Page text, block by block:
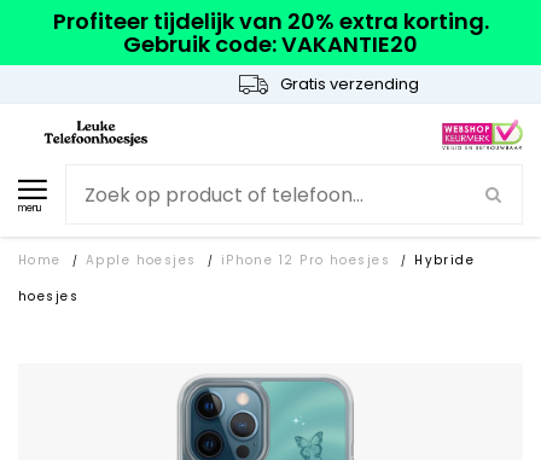
Profiteer tijdelijk van 20% extra korting.
Gebruik code: VAKANTIE20
Gratis verzending
menu
Home / Apple hoesjes / iPhone 12 Pro hoesjes /
Hybride
hoesjes